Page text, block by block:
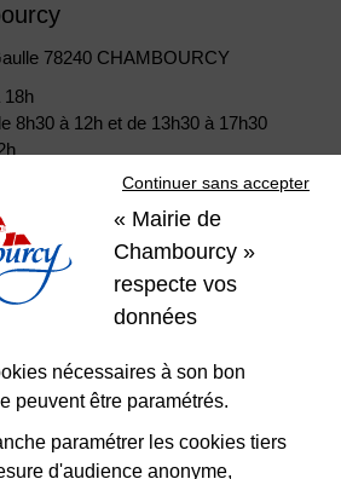
78240 CHAMBOURCY
18h
8h30 à 12h et de 13h30 à 17h30
Nous contacter
Restons
l’application
Continuer sans accepter
« Mairie de
Chambourcy »
respecte vos
données
nécessaires à son bon
peuvent être paramétrés.
paramétrer les cookies tiers
d'audience anonyme,